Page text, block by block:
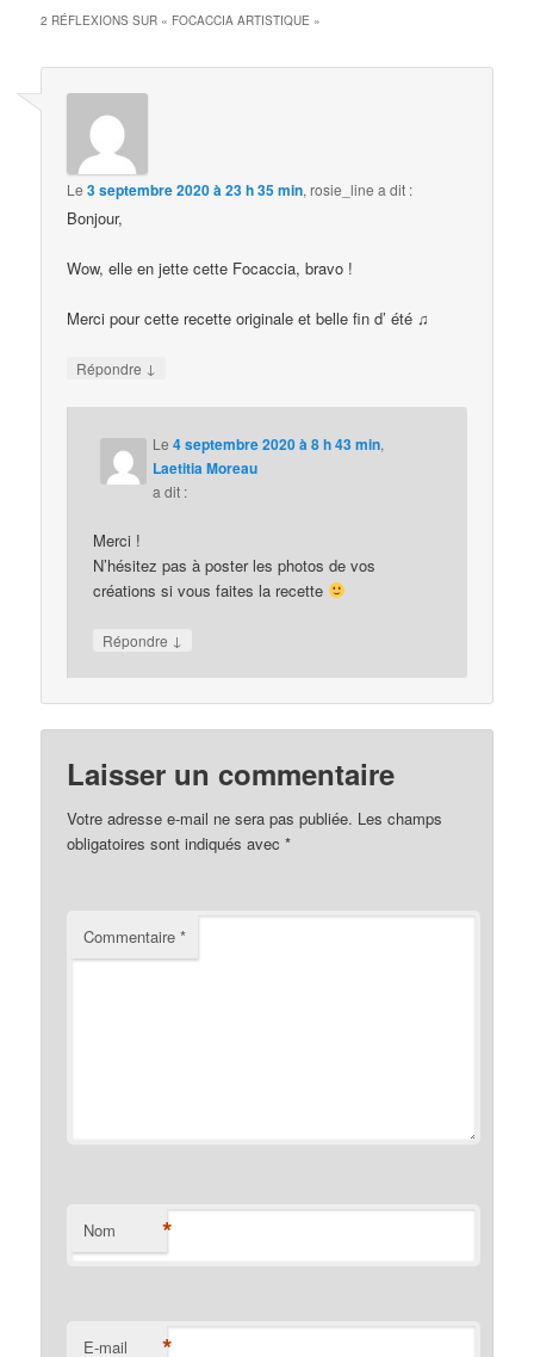
2 RÉFLEXIONS SUR « FOCACCIA ARTISTIQUE »
Le3 septembre 2020 à 23 h 35 min,rosie_line a dit :
Bonjour,
Wow, elle en jette cette Focaccia, bravo !
Merci pour cette recette originale et belle fin d’ été ♫
Répondre ↓
Le4 septembre 2020 à 8 h 43 min,
Laetitia Moreau
a dit :
Merci !
N’hésitez pas à poster les photos de vos
créations si vous faites la recette
Répondre ↓
Laisser un commentaire
Votre adresse e-mail ne sera pas publiée. Les champs
obligatoires sont indiqués avec*
Commentaire*
Nom *
E-mail *